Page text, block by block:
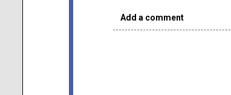
Add a comment